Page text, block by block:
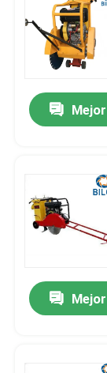
Sobre
Viaje de la